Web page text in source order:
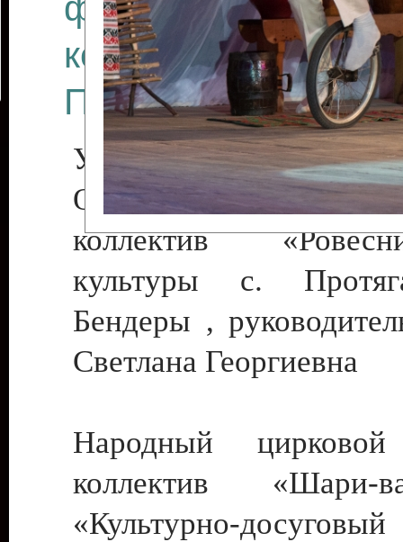
коллективов
Приднестровского
Участники фестиваля:
Образцовый
коллектив
культуры с.
Бендеры ,
Светлана Георгиевна
Народный цирковой
коллектив
«Культурно-